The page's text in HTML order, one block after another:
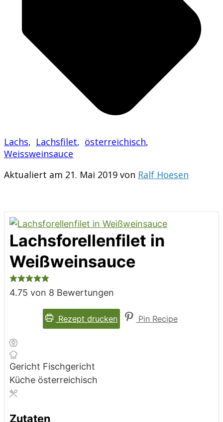
Lachs, Lachsfilet, österreichisch,
Weissweinsauce
Aktualiert am 21. Mai 2019 von Ralf Hoesen
Lachsforellenfilet in
Weißweinsauce
4.75 von 8 Bewertungen
Rezept drucken Pin Recipe
Gericht Fischgericht
Küche österreichisch
Zutaten